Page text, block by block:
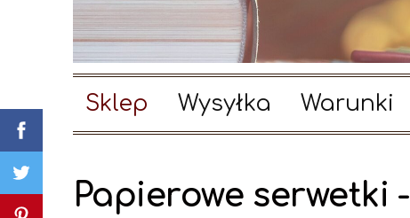
Sklep Wysyłka Warunki
Papierowe serwetki -